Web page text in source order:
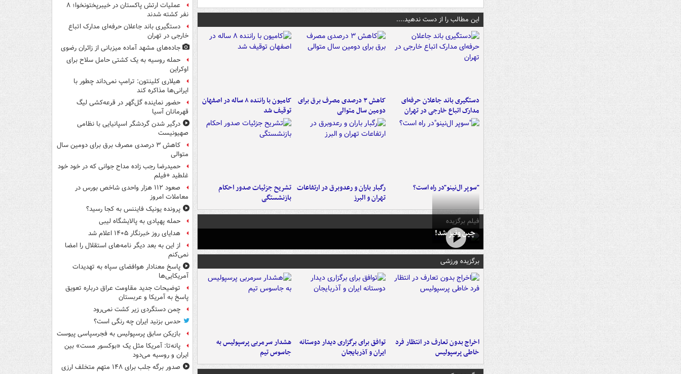
این مطالب را از دست ندهید....
دستگیری باند جاعلان حرفه‌ای
مدارک اتباع خارجی در تهران
کاهش ۳ درصدی مصرف برق برای
دومین سال متوالی
کامیون با راننده ۸ ساله در اصفهان
توقیف شد
"سوپر ال‌نینو"در راه است؟
رگبار باران و رعدوبرق در ارتفاعات
تهران و البرز
تشریح جزئیات صدور احکام
بازنشستگی
فیلم برگزیده
چین ونیز شد!
برگزیده ورزشی
اخراج بدون تعارف در انتظار فرد
خاطی پرسپولیس
توافق برای برگزاری دیدار دوستانه
ایران و آذربایجان
هشدار سرمربی پرسپولیس به
جاسوس تیم
عملیات ارتش پاکستان در خیبرپختونخوا؛ ۸
نفر کشته شدند
دستگیری باند جاعلان حرفه‌ای مدارک اتباع
خارجی در تهران
جاده‌های مشهد آماده میزبانی از زائران رضوی
حمله روسیه به یک کشتی حامل سلاح برای
اوکراین
هیلاری کلینتون: ترامپ نمی‌داند چطور با
ایرانی‌ها مذاکره کند
حضور نماینده گل‌گهر در قرعه‌کشی لیگ
قهرمانان آسیا
درگیر شدن گردشگر اسپانیایی با نظامی
صهیونیست
کاهش ۳ درصدی مصرف برق برای دومین سال
متوالی
حمیدرضا رجب زاده مداح جوانی که در خود خود
غلطید +فیلم
صعود ۱۱۲ هزار واحدی شاخص بورس در
معاملات امروز
پرونده یونیک فایننس به کجا رسید؟
حمله پهپادی به پالایشگاه لیبی
هدایای روز خبرنگار ۱۴۰۵ اعلام شد
از این به بعد دیگر نامه‌های استقلال را امضا
نمی‌کنم
پاسخ معنادار هوافضای سپاه به تهدیدات
آمریکایی‌ها
توضیحات جدید مقاومت عراق درباره تعویق
پاسخ به آمریکا و عربستان
چمن دستگردی زیر کشت نمی‌رود
حدس بزنید ایران چه رنگی است؟
بازیکن سابق پرسپولیس به فجرسپاسی پیوست
پانه‌تا: آمریکا مثل یک «بوکسور مست» بین
ایران و روسیه می‌دود
صدور برگه جلب برای ۱۴۸ متهم متخلف ارزی